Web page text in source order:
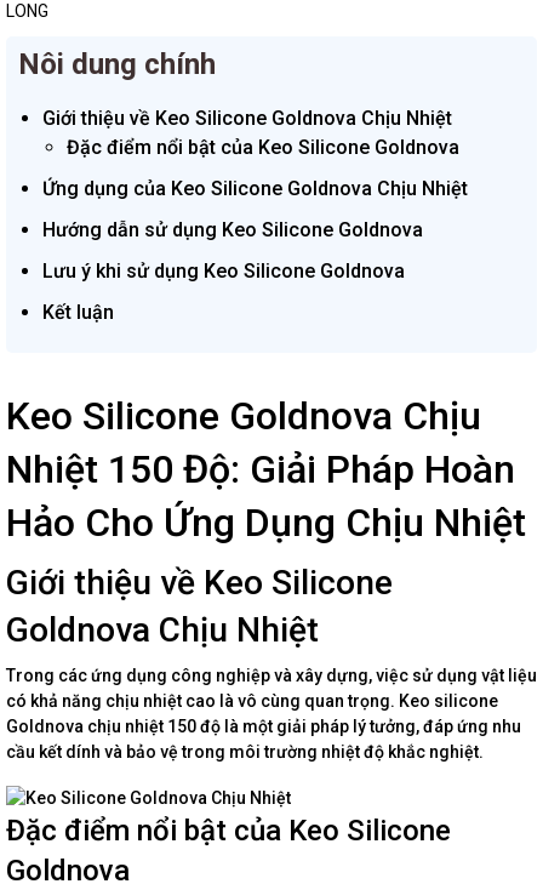
LONG
Nôi dung chính
Giới thiệu về Keo Silicone Goldnova Chịu Nhiệt
Đặc điểm nổi bật của Keo Silicone Goldnova
Ứng dụng của Keo Silicone Goldnova Chịu Nhiệt
Hướng dẫn sử dụng Keo Silicone Goldnova
Lưu ý khi sử dụng Keo Silicone Goldnova
Kết luận
Keo Silicone Goldnova Chịu
Nhiệt 150 Độ: Giải Pháp Hoàn
Hảo Cho Ứng Dụng Chịu Nhiệt
Giới thiệu về Keo Silicone
Goldnova Chịu Nhiệt
Trong các ứng dụng công nghiệp và xây dựng, việc sử dụng vật liệu
có khả năng chịu nhiệt cao là vô cùng quan trọng. Keo silicone
Goldnova chịu nhiệt 150 độ là một giải pháp lý tưởng, đáp ứng nhu
cầu kết dính và bảo vệ trong môi trường nhiệt độ khắc nghiệt.
Đặc điểm nổi bật của Keo Silicone
Goldnova